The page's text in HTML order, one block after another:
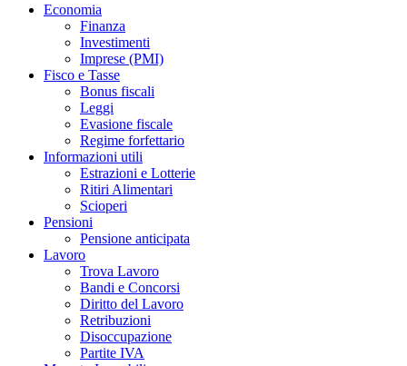
Economia
Finanza
Investimenti
Imprese (PMI)
Fisco e Tasse
Bonus fiscali
Leggi
Evasione fiscale
Regime forfettario
Informazioni utili
Estrazioni e Lotterie
Ritiri Alimentari
Scioperi
Pensioni
Pensione anticipata
Lavoro
Trova Lavoro
Bandi e Concorsi
Diritto del Lavoro
Retribuzioni
Disoccupazione
Partite IVA